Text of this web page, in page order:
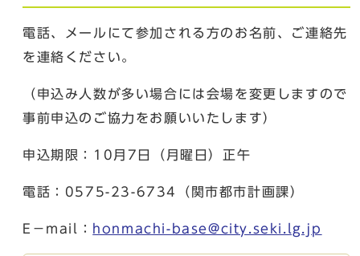
電話、メールにて参加される方のお名前、ご連絡先
を連絡ください。
（申込み人数が多い場合には会場を変更しますので
事前申込のご協力をお願いいたします）
申込期限：10月7日（月曜日）正午
電話：0575-23-6734（関市都市計画課）
E－mail： honmachi-base@city.seki.lg.jp